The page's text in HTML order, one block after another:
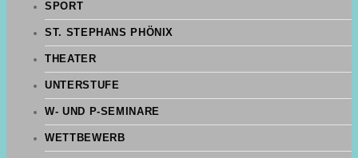
SPORT
ST. STEPHANS PHÖNIX
THEATER
UNTERSTUFE
W- UND P-SEMINARE
WETTBEWERB